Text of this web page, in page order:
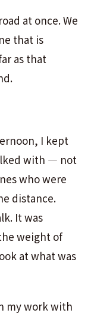
at once. We
that is
as that
I kept
with — not
who were
distance.
It was
weight of
at what was
my work with